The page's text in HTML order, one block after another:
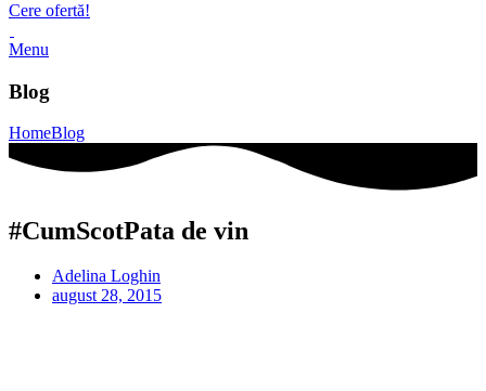
Cere ofertă!
Menu
Blog
HomeBlog
#CumScotPata de vin
Adelina Loghin
august 28, 2015